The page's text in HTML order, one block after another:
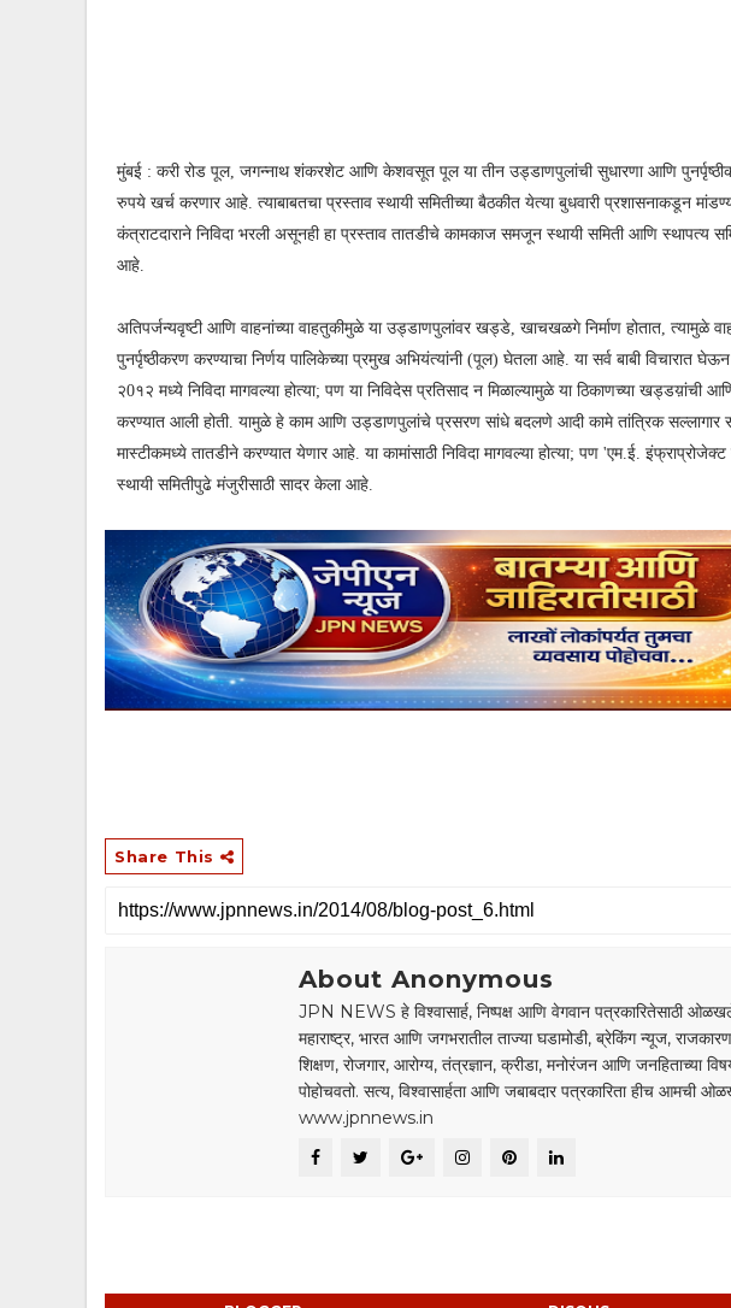
मुंबई : करी रोड पूल, जगन्नाथ शंकरशेट आणि केशवसूत पूल या तीन उड्डाणपुलांची सुधारणा आणि
रुपये खर्च करणार आहे. त्याबाबतचा प्रस्ताव स्थायी समितीच्या बैठकीत येत्या बुधवारी प्रशासनाकडून
कंत्राटदाराने निविदा भरली असूनही हा प्रस्ताव तातडीचे कामकाज समजून स्थायी समिती आणि स्थापत्य
आहे.
अतिपर्जन्यवृष्टी आणि वाहनांच्या वाहतुकीमुळे या उड्डाणपुलांवर खड्डे, खाचखळगे निर्माण होतात, त्यामुळे
पुनर्पृष्ठीकरण करण्याचा निर्णय पालिकेच्या प्रमुख अभियंत्यांनी (पूल) घेतला आहे. या सर्व बाबी विचारात
२0१२ मध्ये निविदा मागवल्या होत्या; पण या निविदेस प्रतिसाद न मिळाल्यामुळे या ठिकाणच्या खड्डय़ांची
करण्यात आली होती. यामुळे हे काम आणि उड्डाणपुलांचे प्रसरण सांधे बदलणे आदी कामे तांत्रिक सल्लागार
मास्टीकमध्ये तातडीने करण्यात येणार आहे. या कामांसाठी निविदा मागवल्या होत्या; पण 'एम.ई.
स्थायी समितीपुढे मंजुरीसाठी सादर केला आहे.
Share This
About Anonymous
JPN NEWS हे विश्वासार्ह, निष्पक्ष आणि वेगवान पत्रकारितेसाठी
महाराष्ट्र, भारत आणि जगभरातील ताज्या घडामोडी, ब्रेकिंग न्यूज,
शिक्षण, रोजगार, आरोग्य, तंत्रज्ञान, क्रीडा, मनोरंजन आणि जनहिताच्या
पोहोचवतो. सत्य, विश्वासार्हता आणि जबाबदार पत्रकारिता हीच आमची
www.jpnnews.in